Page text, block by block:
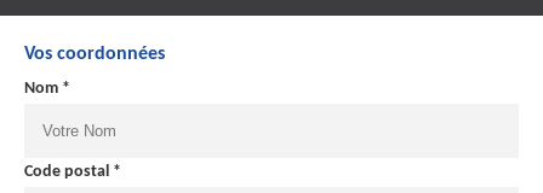
Vos coordonnées
Nom *
Code postal *